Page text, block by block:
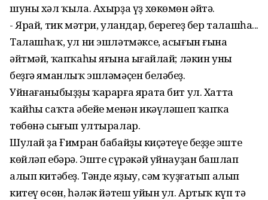
шуны хәл ҡыла. Ахырҙа үҙ хөкөмөн әйтә.
- Ярай, тик мәтри, уландар, берегеҙ бер талашһа...
Талашһаҡ, ул ни эшләтмәксе, асығын ғына
әйтмәй, ҡапҡаһы яғына ыңғайлай; ләкин уның
беҙгә яманлыҡ эшләмәҫен беләбеҙ.
Уйнағаныбыҙҙы ҡарарға ярата бит ул. Хатта
ҡайһы саҡта әбейе менән икәүләшеп ҡапҡа
төбөнә сығып ултыралар.
Шулай ҙа Ғимран бабайҙың киҫәтеүе беҙҙең эште
көйләп ебәрә. Эште сүрәкәй уйнауҙан башлап
алып китәбеҙ. Тәнде яҙыу, сәм ҡуҙғатып алып
китеү өсөн, һәләк йәтеш уйын ул. Артыҡ күп тә